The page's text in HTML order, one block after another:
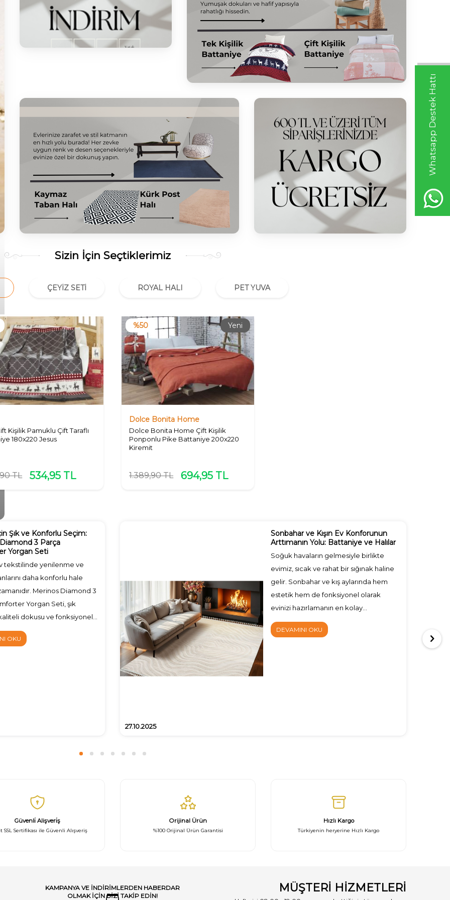
Whatsapp Destek Hattı
Sizin İçin Seçtiklerimiz
ÇEYIZ SETI ROYAL HALI PET YUVA
Kişilik Pamuklu Çift Taraflı
180x220 Jesus
TL 534,95 TL
%50 Yeni
Dolce Bonita Home
Dolce Bonita Home Çift Kişilik
Ponponlu Pike Battaniye 200x220
Kiremit
1.389,90TL 694,95 TL
Şık ve Konforlu Seçim:
3 Parça
Yorgan Seti
tekstilinde yenilenme ve
daha konforlu hale
Merinos Diamond 3
Yorgan Seti, şık
kaliteli dokusu ve fonksiyonel
yeni yıl yorgan seti arayanlar
tercihtir.
OKU
27.10.2025
Sonbahar ve Kışın Ev Konforunun
Arttımanın Yolu: Battaniye ve Halılar
Soğuk havaların gelmesiyle birlikte
evimiz, sıcak ve rahat bir sığınak haline
gelir. Sonbahar ve kış aylarında hem
estetik hem de fonksiyonel olarak
evinizi hazırlamanın en kolay
yollarından biri, doğru battaniye ve halı
seçimidir.
DEVAMINI OKU
Güvenli̇ Alişveri̇ş
SSL Sertifikası ile Güvenli Alışveriş
Orijinal Ürün
%100 Orijinal Ürün Garantisi
Hızlı Kargo
Türkiyenin heryerine Hızlı Kargo
KAMPANYA VE INDIRIMLERDEN HABERDAR
OLMAK IÇIN BIZI TAKIP EDIN!
MÜŞTERİ HİZMETLERİ